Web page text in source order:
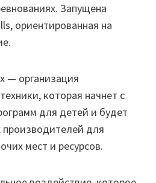
Запущена
ориентированная на
— организация
которая начнет с
для детей и будет
производителей для
мест и ресурсов.